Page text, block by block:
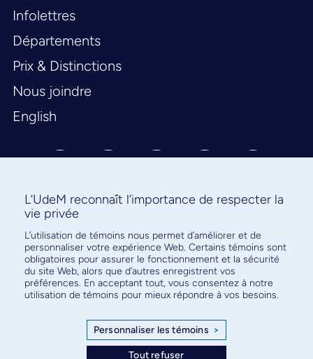
Infolettres
Départements
Prix & Distinctions
Nous joindre
English
Abonnez-vous à notre infolettre
pour connaître l’actualité facultaire
L’UdeM reconnaît l’importance de respecter la
vie privée
L’utilisation de témoins nous permet d’améliorer et de
personnaliser votre expérience Web. Certains témoins sont
obligatoires pour assurer le fonctionnement et la sécurité
du site Web, alors que d’autres enregistrent vos
préférences. En acceptant tout, vous consentez à notre
utilisation de témoins pour mieux répondre à vos besoins.
Personnaliser les témoins >
Tout refuser